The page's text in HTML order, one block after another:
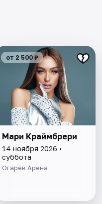
от 2 500 ₽
Мари Краймбрери
14 ноября 2026 •
суббота
Огарёв Арена